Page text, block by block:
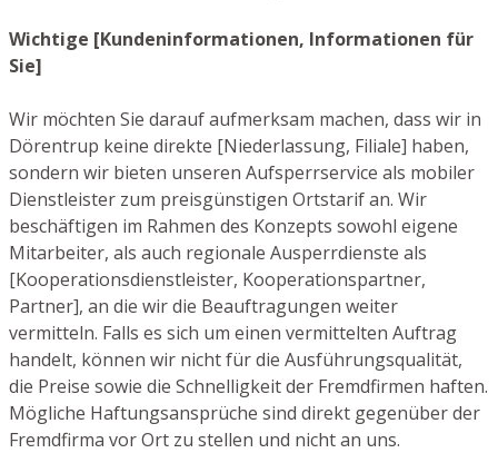
Wichtige [Kundeninformationen, Informationen für
Sie]
Wir möchten Sie darauf aufmerksam machen, dass wir in
Dörentrup keine direkte [Niederlassung, Filiale] haben,
sondern wir bieten unseren Aufsperrservice als mobiler
Dienstleister zum preisgünstigen Ortstarif an. Wir
beschäftigen im Rahmen des Konzepts sowohl eigene
Mitarbeiter, als auch regionale Ausperrdienste als
[Kooperationsdienstleister, Kooperationspartner,
Partner], an die wir die Beauftragungen weiter
vermitteln. Falls es sich um einen vermittelten Auftrag
handelt, können wir nicht für die Ausführungsqualität,
die Preise sowie die Schnelligkeit der Fremdfirmen haften.
Mögliche Haftungsansprüche sind direkt gegenüber der
Fremdfirma vor Ort zu stellen und nicht an uns.